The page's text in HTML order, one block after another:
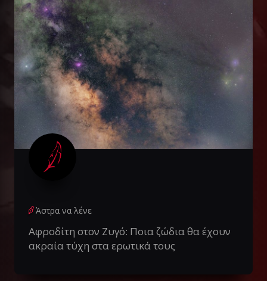
Άστρα να λένε
Αφροδίτη στον Ζυγό: Ποια ζώδια θα έχουν
ακραία τύχη στα ερωτικά τους